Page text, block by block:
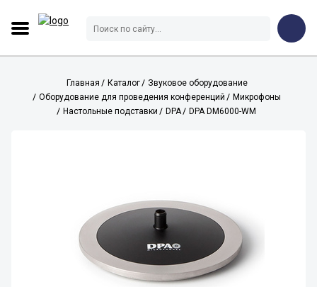
Главная Каталог
Звуковое оборудование
Оборудование для проведения конференций
Микрофоны
Настольные подставки
DPA DPA DM6000-WM